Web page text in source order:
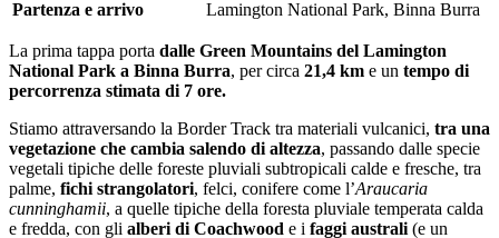
Partenza e arrivo
Lamington National Park, Binna Burra
La prima tappa porta dalle Green Mountains del Lamington
National Park a Binna Burra, per circa 21,4 km e un tempo di
percorrenza stimata di 7 ore.
Stiamo attraversando la Border Track tra materiali vulcanici, tra una
vegetazione che cambia salendo di altezza, passando dalle specie
vegetali tipiche delle foreste pluviali subtropicali calde e fresche, tra
palme, fichi strangolatori, felci, conifere come l’Araucaria
cunninghamii, a quelle tipiche della foresta pluviale temperata calda
e fredda, con gli alberi di Coachwood e i faggi australi (e un